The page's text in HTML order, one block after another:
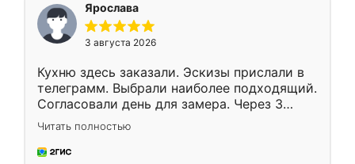
Ярослава
3 августа 2026
Кухню здесь заказали. Эскизы прислали в
телеграмм. Выбрали наиболее подходящий.
Согласовали день для замера. Через 3
недели кухня была уже готова. Остались
довольны работой. Спасибо Ренессанс
мебель за качественную работу!
Читать полностью